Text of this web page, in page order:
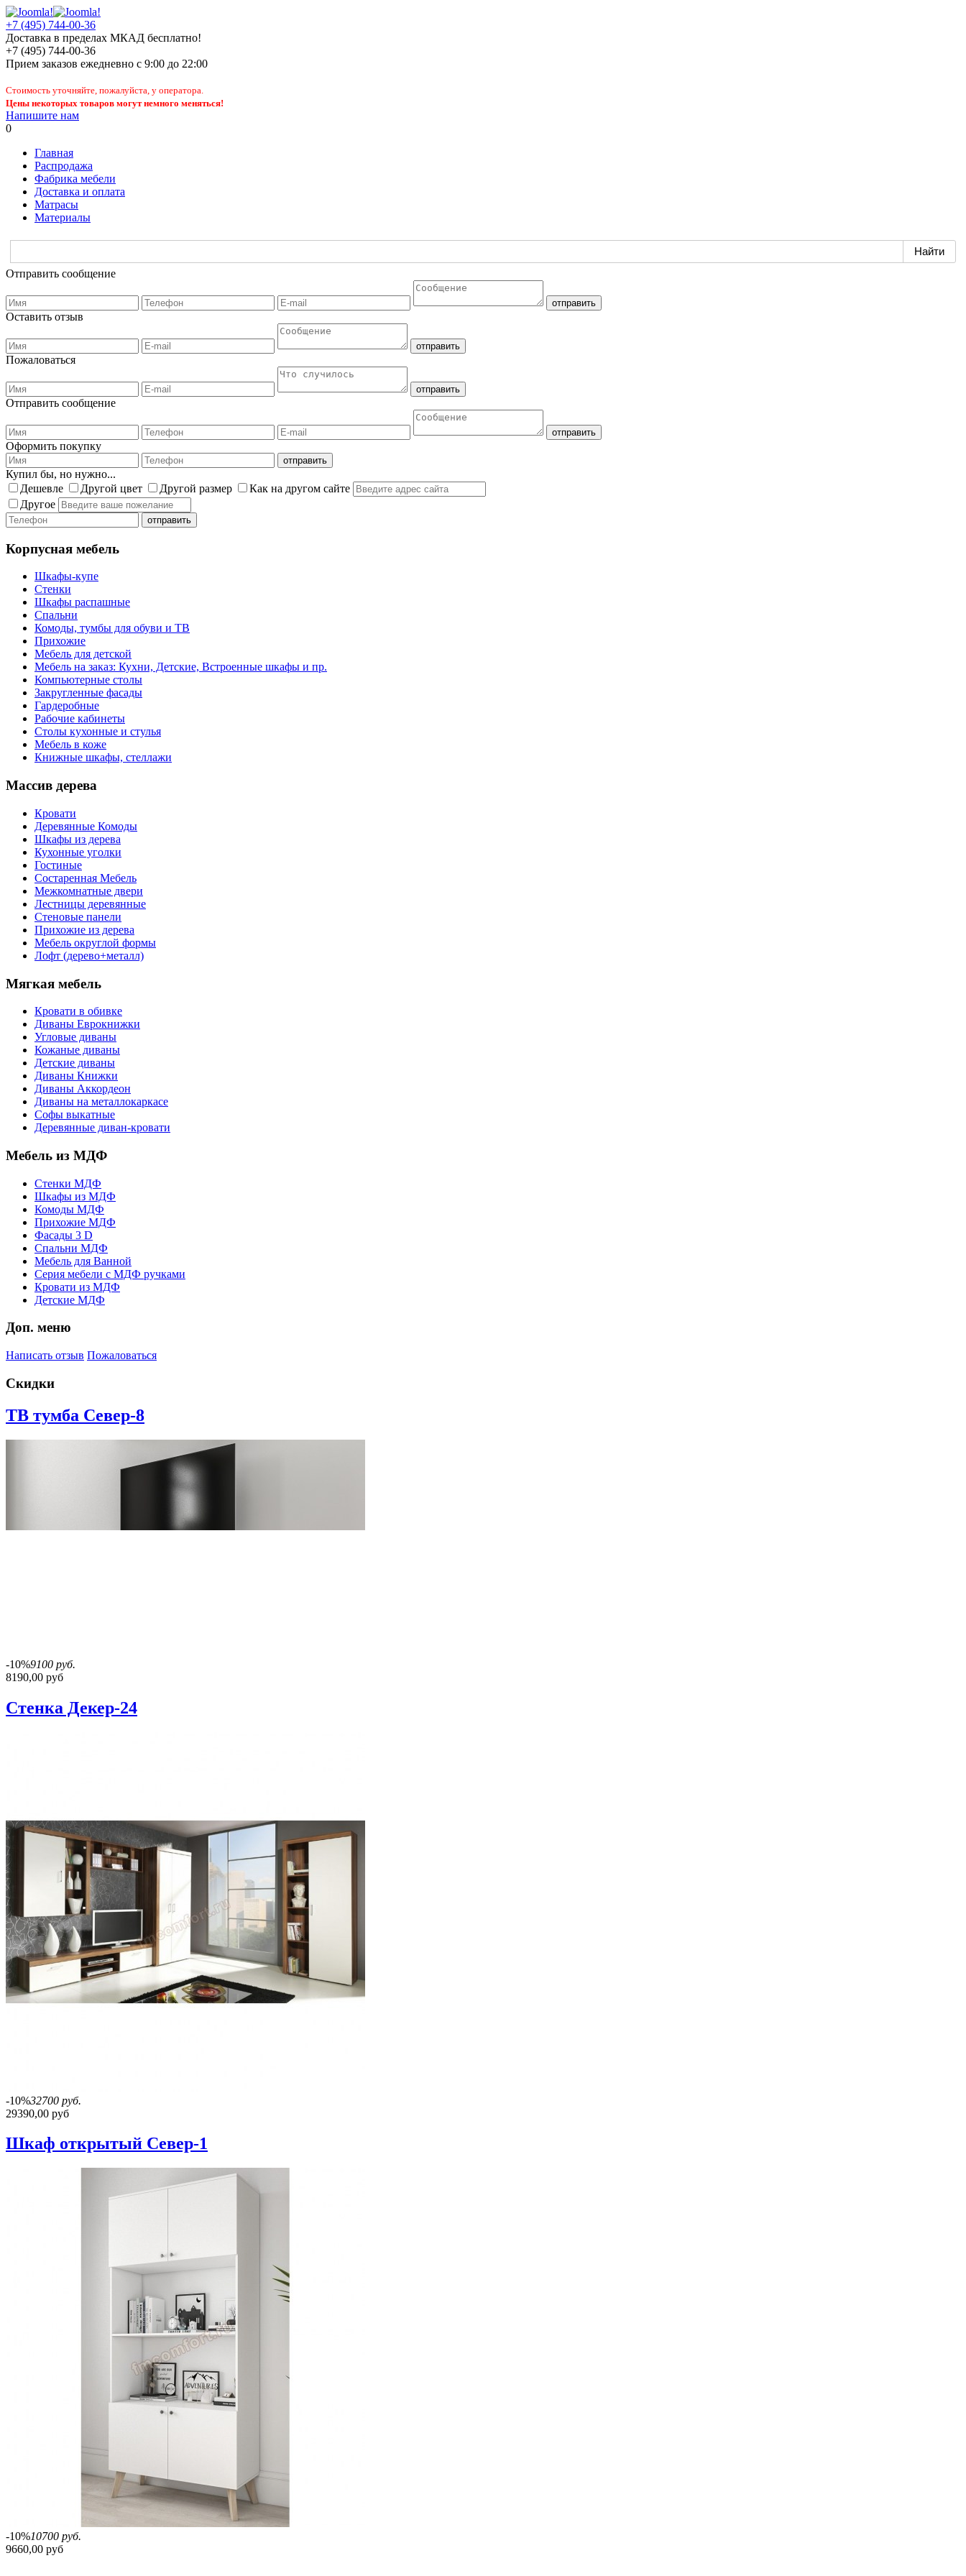
+7 (495) 744-00-36
Доставка в пределах МКАД бесплатно!
+7 (495) 744-00-36
Прием заказов ежедневно с 9:00 до 22:00
Стоимость уточняйте, пожалуйста, у оператора.
Цены некоторых товаров могут немного меняться!
Напишите нам
0
Главная
Распродажа
Фабрика мебели
Доставка и оплата
Матрасы
Материалы
Отправить сообщение
Оставить отзыв
Пожаловаться
Отправить сообщение
Оформить покупку
Купил бы, но нужно...
Дешевле
Другой цвет Другой размер
Как на другом сайте
Другое
Корпусная мебель
Шкафы-купе
Стенки
Шкафы распашные
Спальни
Комоды, тумбы для обуви и ТВ
Прихожие
Мебель для детской
Мебель на заказ: Кухни, Детские, Встроенные шкафы и пр.
Компьютерные столы
Закругленные фасады
Гардеробные
Рабочие кабинеты
Столы кухонные и стулья
Мебель в коже
Книжные шкафы, стеллажи
Массив дерева
Кровати
Деревянные Комоды
Шкафы из дерева
Кухонные уголки
Гостиные
Состаренная Мебель
Межкомнатные двери
Лестницы деревянные
Стеновые панели
Прихожие из дерева
Мебель округлой формы
Лофт (дерево+металл)
Мягкая мебель
Кровати в обивке
Диваны Еврокнижки
Угловые диваны
Кожаные диваны
Детские диваны
Диваны Книжки
Диваны Аккордеон
Диваны на металлокаркасе
Софы выкатные
Деревянные диван-кровати
Мебель из МДФ
Стенки МДФ
Шкафы из МДФ
Комоды МДФ
Прихожие МДФ
Фасады 3 D
Спальни МДФ
Мебель для Ванной
Серия мебели с МДФ ручками
Кровати из МДФ
Детские МДФ
Доп. меню
Написать отзыв Пожаловаться
Скидки
ТВ тумба Север-8
-10%9100 руб.
8190,00 руб
Стенка Декер-24
-10%32700 руб.
29390,00 руб
Шкаф открытый Север-1
-10%10700 руб.
9660,00 руб